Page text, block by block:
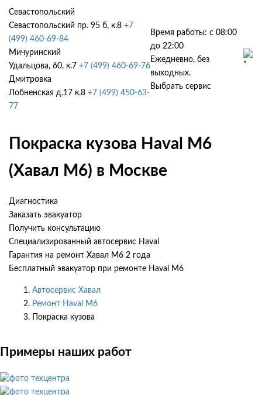
Севастопольский
Севастопольский пр. 95 б, к.8 +7
(499) 460-69-84
Мичуринский
Удальцова, 60, к.7 +7 (499) 460-69-76
Дмитровка
Лобненская д.17 к.8 +7 (499) 450-63-
77
Время работы: с 08:00
до 22:00
Ежедневно, без
выходных.
Выбрать сервис
Покраска кузова Haval M6
(Хавал М6) в Москве
Диагностика
Заказать эвакуатор
Получить консультацию
Специализированный автосервис Haval
Гарантия на ремонт Хавал М6 2 года
Бесплатный эвакуатор при ремонте Haval M6
Автосервис Хавал
Ремонт Haval M6
Покраска кузова
Примеры наших работ